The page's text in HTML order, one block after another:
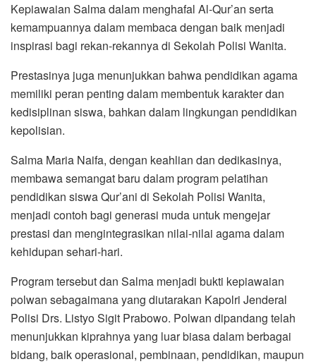
Kepiawaian Salma dalam menghafal Al-Qur’an serta
kemampuannya dalam membaca dengan baik menjadi
inspirasi bagi rekan-rekannya di Sekolah Polisi Wanita.
Prestasinya juga menunjukkan bahwa pendidikan agama
memiliki peran penting dalam membentuk karakter dan
kedisiplinan siswa, bahkan dalam lingkungan pendidikan
kepolisian.
Salma Maria Naifa, dengan keahlian dan dedikasinya,
membawa semangat baru dalam program pelatihan
pendidikan siswa Qur’ani di Sekolah Polisi Wanita,
menjadi contoh bagi generasi muda untuk mengejar
prestasi dan mengintegrasikan nilai-nilai agama dalam
kehidupan sehari-hari.
Program tersebut dan Salma menjadi bukti kepiawaian
polwan sebagaimana yang diutarakan Kapolri Jenderal
Polisi Drs. Listyo Sigit Prabowo. Polwan dipandang telah
menunjukkan kiprahnya yang luar biasa dalam berbagai
bidang, baik operasional, pembinaan, pendidikan, maupun